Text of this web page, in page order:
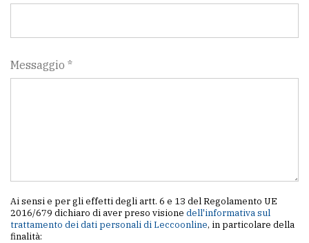
Messaggio *
Ai sensi e per gli effetti degli artt. 6 e 13 del Regolamento UE
2016/679 dichiaro di aver preso visione dell'informativa sul
trattamento dei dati personali di Leccoonline, in particolare della
finalità: